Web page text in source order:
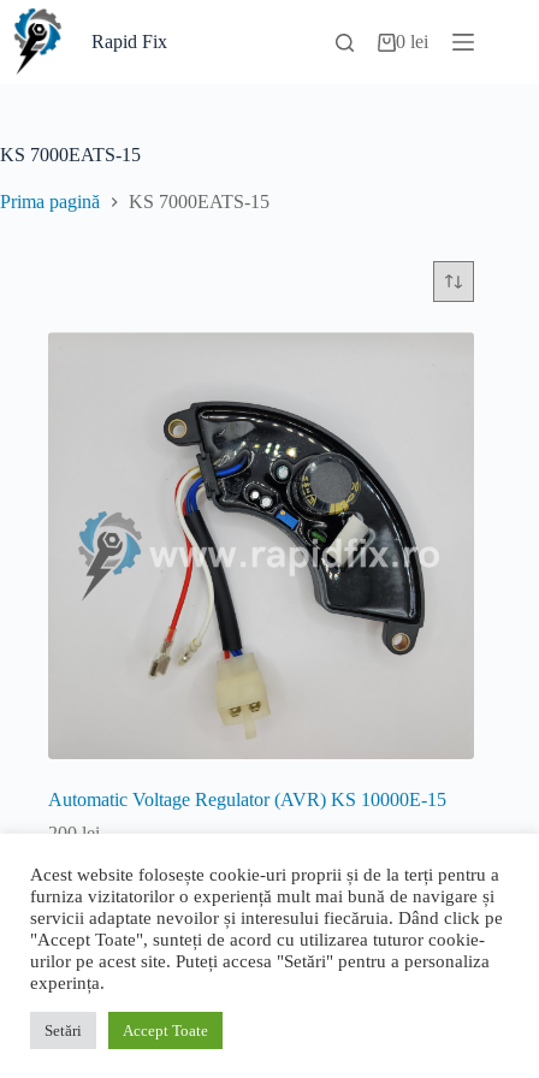
Sari
conținut
Rapid Fix
Coș0lei
KS 7000EATS-15
Prima pagină KS 7000EATS-15
Automatic Voltage Regulator (AVR) KS 10000E-15
200 lei
Benzina
Adaugă în coș
Termeni și condiții generale
cookie| Livrare, retur și garanție
Proudly designed byBogdan Bucur
Acest website folosește cookie-uri proprii și de la terți pentru a
furniza vizitatorilor o experiență mult mai bună de navigare și
servicii adaptate nevoilor și interesului fiecăruia. Dând click pe
"Accept Toate", sunteți de acord cu utilizarea tuturor cookie-
urilor pe acest site. Puteți accesa "Setări" pentru a personaliza
experința.
Setări Accept Toate